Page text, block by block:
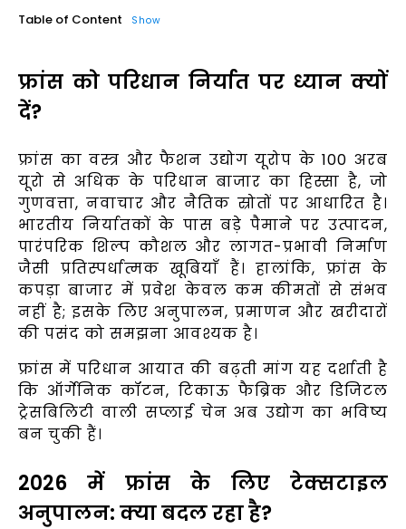
Table of Content Show
फ्रांस को परिधान निर्यात पर ध्यान क्यों
दें?
फ्रांस का वस्त्र और फैशन उद्योग यूरोप के 100 अरब
यूरो से अधिक के परिधान बाजार का हिस्सा है, जो
गुणवत्ता, नवाचार और नैतिक स्रोतों पर आधारित है।
भारतीय निर्यातकों के पास बड़े पैमाने पर उत्पादन,
पारंपरिक शिल्प कौशल और लागत-प्रभावी निर्माण
जैसी प्रतिस्पर्धात्मक खूबियाँ हैं। हालांकि, फ्रांस के
कपड़ा बाजार में प्रवेश केवल कम कीमतों से संभव
नहीं है; इसके लिए अनुपालन, प्रमाणन और खरीदारों
की पसंद को समझना आवश्यक है।
फ्रांस में परिधान आयात की बढ़ती मांग यह दर्शाती है
कि ऑर्गेनिक कॉटन, टिकाऊ फैब्रिक और डिजिटल
ट्रेसबिलिटी वाली सप्लाई चेन अब उद्योग का भविष्य
बन चुकी हैं।
2026 में फ्रांस के लिए टेक्सटाइल
अनुपालन: क्या बदल रहा है?